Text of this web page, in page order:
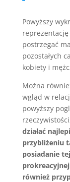
Powyższy
postrzegać
pozostałych
kobiety i
Można
wgląd w
powyższy
działać
przybliżeniu
posiadanie
również